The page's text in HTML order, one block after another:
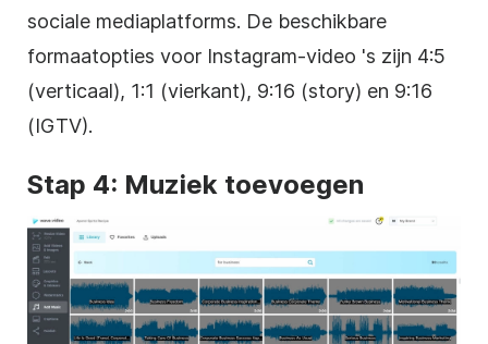
sociale mediaplatforms. De beschikbare
formaatopties voor Instagram-video 's zijn 4:5
(verticaal), 1:1 (vierkant), 9:16 (story) en 9:16
(IGTV).
Stap 4: Muziek toevoegen